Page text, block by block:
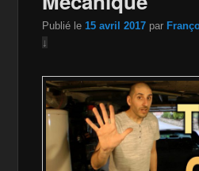
Publié le 15 avril 2017 par
↓